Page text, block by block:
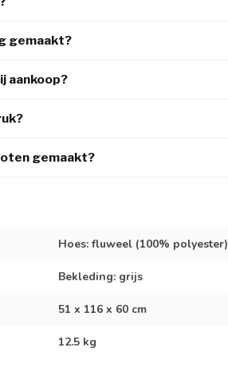
gemaakt?
aankoop?
gemaakt?
Hoes: fluweel (100% polyester)
Bekleding: grijs
51 x 116 x 60 cm
12.5 kg